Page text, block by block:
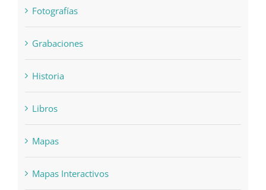
Fotografías
Grabaciones
Historia
Libros
Mapas
Mapas Interactivos